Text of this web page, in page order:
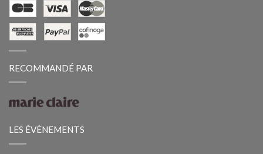
RECOMMANDÉ PAR
LES ÉVÈNEMENTS